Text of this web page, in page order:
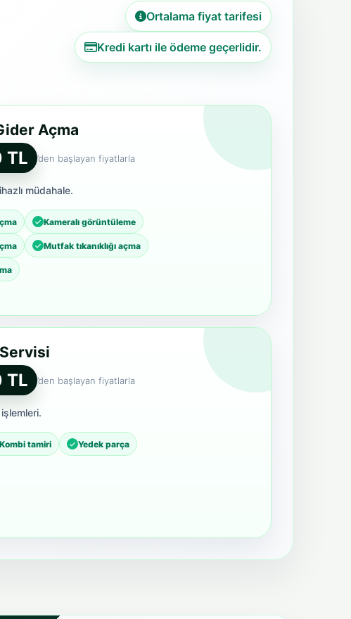
Ortalama fiyat tarifesi
Kredi kartı ile ödeme geçerlidir.
Açma
TL ’den başlayan fiyatlarla
müdahale.
Kameralı görüntüleme
Mutfak tıkanıklığı açma
TL ’den başlayan fiyatlarla
Kombi tamiri Yedek parça